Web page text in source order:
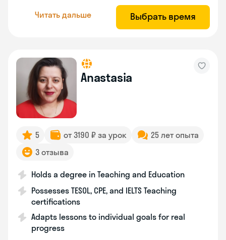
Читать дальше Выбрать время
Anastasia
5 от 3190 ₽ за урок
25 лет опыта
3 отзыва
Holds a degree in Teaching and Education
Possesses TESOL, CPE, and IELTS Teaching
certifications
Adapts lessons to individual goals for real
progress